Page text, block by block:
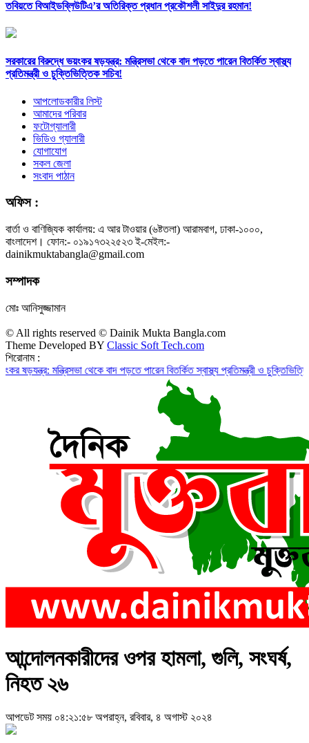
তবিয়তে বিআইডব্লিউটিএ’র অতিরিক্ত প্রধান প্রকৌশলী সাইদুর রহমান!
সরকারের বিরুদ্ধে ভয়ংকর ষড়যন্ত্র: মন্ত্রিসভা থেকে বাদ পড়তে পারেন বিতর্কিত স্বাস্থ্য
প্রতিমন্ত্রী ও চুক্তিভিত্তিক সচিব!
আপলোডকারীর লিস্ট
আমাদের পরিবার
ফটোগ্যালারী
ভিডিও গ্যালারী
যোগাযোগ
সকল জেলা
সংবাদ পাঠান
অফিস :
বার্তা ও বাণিজ্যিক কার্যালয়: এ আর টাওয়ার (৬ষ্টতলা) আরামবাগ, ঢাকা-১০০০,
বাংলাদেশ। ফোন:- ০১৯১৭৩২২৫২৩ ই-মেইল:-
dainikmuktabangla@gmail.com
সম্পাদক
মোঃ আনিসুজ্জামান
© All rights reserved © Dainik Mukta Bangla.com
Theme Developed BY Classic Soft Tech.com
শিরোনাম :
মন্ত্রিসভা থেকে বাদ পড়তে পারেন বিতর্কিত স্বাস্থ্য প্রতিমন্ত্রী ও চুক্তিভিত্তিক সচিব!
আন্দোলনকারীদের ওপর হামলা, গুলি, সংঘর্ষ,
নিহত ২৬
আপডেট সময় ০৪:২১:৫৮ অপরাহ্ন, রবিবার, ৪ অগাস্ট ২০২৪